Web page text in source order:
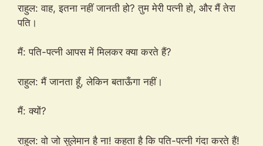
राहुल: वाह, इतना नहीं जानती हो? तुम मेरी पत्नी हो, और मैं तेरा
पति।
मैं: पति-पत्नी आपस में मिलकर क्या करते हैं?
राहुल: मैं जानता हूँ, लेकिन बताऊँगा नहीं।
मैं: क्यों?
राहुल: वो जो सुलेमान है ना! कहता है कि पति-पत्नी गंदा करते हैं!